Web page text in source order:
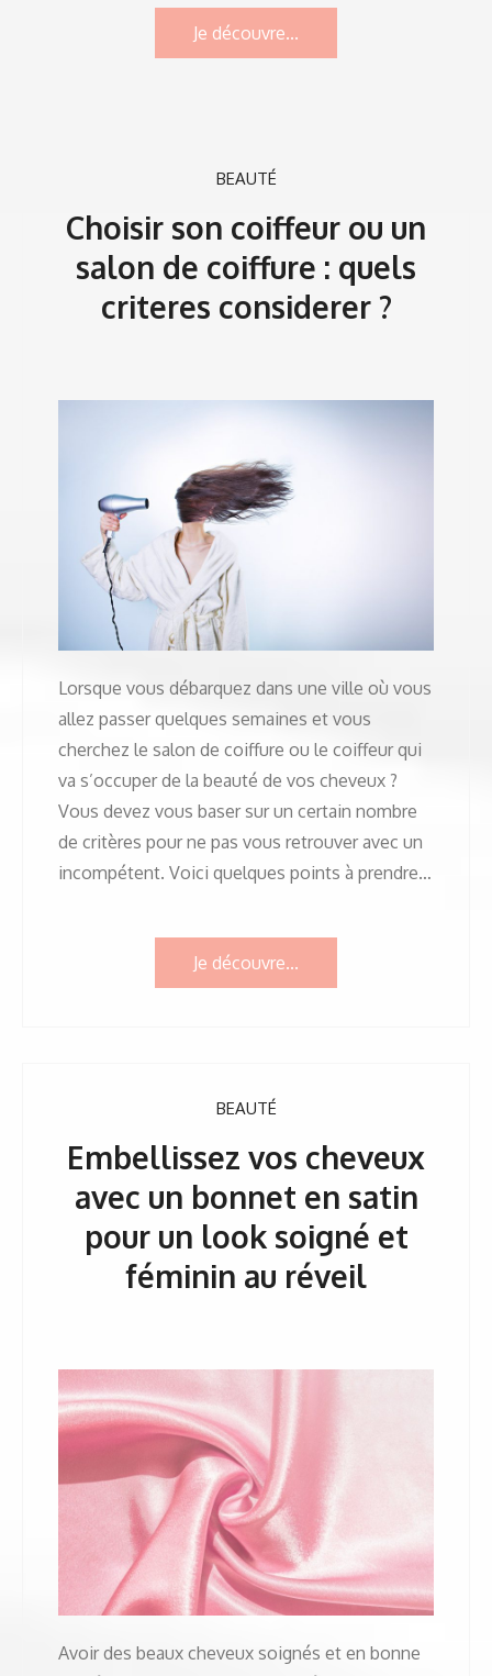
Je découvre...
BEAUTÉ
Choisir son coiffeur ou un
salon de coiffure : quels
criteres considerer ?
Lorsque vous débarquez dans une ville où vous
allez passer quelques semaines et vous
cherchez le salon de coiffure ou le coiffeur qui
va s’occuper de la beauté de vos cheveux ?
Vous devez vous baser sur un certain nombre
de critères pour ne pas vous retrouver avec un
incompétent. Voici quelques points à prendre…
Je découvre...
BEAUTÉ
Embellissez vos cheveux
avec un bonnet en satin
pour un look soigné et
féminin au réveil
Avoir des beaux cheveux soignés et en bonne